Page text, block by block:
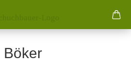
Böker